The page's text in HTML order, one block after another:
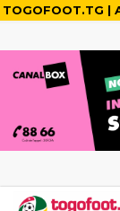
TOGOFOOT.TG |